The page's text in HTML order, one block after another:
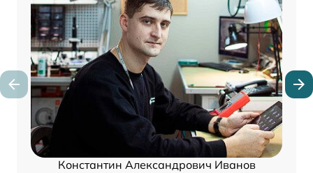
Константин Александрович Иванов